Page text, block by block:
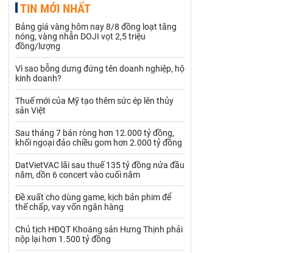
Hạt điều
Khí đốt
Kim loại khác Mắc ca
Nhựa - Hạt nhựa
Palladium Phân bón
Rau - Củ -Quả Sắt thép
Sữa
Than Thức ăn chăn nuôi
Thủy hải sản khác
TIN MỚI NHẤT
Bảng giá vàng hôm nay 8/8 đồng loạt tăng
nóng, vàng nhẫn DOJI vọt 2,5 triệu
đồng/lượng
Vì sao bỗng dưng đứng tên doanh nghiệp, hộ
kinh doanh?
Thuế mới của Mỹ tạo thêm sức ép lên thủy
sản Việt
Sau tháng 7 bán ròng hơn 12.000 tỷ đồng,
khối ngoại đảo chiều gom hơn 2.000 tỷ đồng
DatVietVAC lãi sau thuế 135 tỷ đồng nửa đầu
năm, dồn 6 concert vào cuối năm
Đề xuất cho dùng game, kịch bản phim để
thế chấp, vay vốn ngân hàng
Chủ tịch HĐQT Khoáng sản Hưng Thịnh phải
nộp lại hơn 1.500 tỷ đồng